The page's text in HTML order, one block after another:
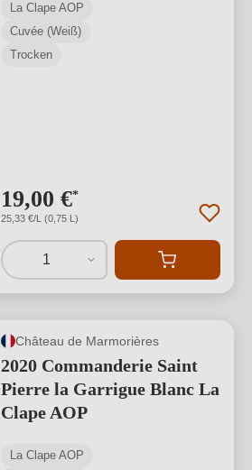
La Clape AOP
Cuvée (Weiß)
Trocken
19,00 €*
25,33 €/L (0,75 L)
1
Château de Marmorières
2020 Commanderie Saint
Pierre la Garrigue Blanc La
Clape AOP
La Clape AOP